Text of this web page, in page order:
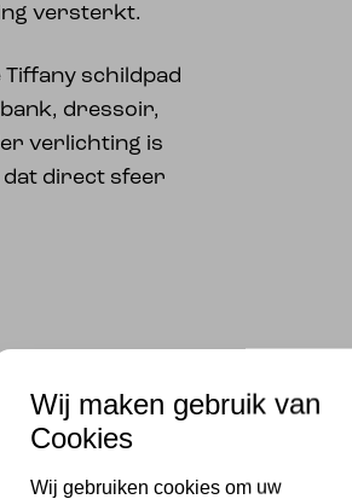
versterkt.
schildpad
dressoir,
verlichting is
direct sfeer
Wij maken gebruik van
Cookies
Wij gebruiken cookies om uw